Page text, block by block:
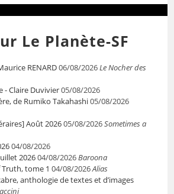
Le Planète-SF
RENARD06/08/2026Le Nocher des
- Claire Duvivier05/08/2026
de Rumiko Takahashi05/08/2026
Août 202605/08/2026Sometimes a
04/08/2026
202604/08/2026Baroona
tome 1 04/08/2026Alias
anthologie de textes et d’images